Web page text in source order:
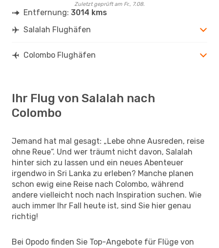
Zuletzt geprüft am Fr., 7.08.
Entfernung: 3014 kms
Salalah Flughäfen
Colombo Flughäfen
Ihr Flug von Salalah nach
Colombo
Jemand hat mal gesagt: „Lebe ohne Ausreden, reise
ohne Reue“. Und wer träumt nicht davon, Salalah
hinter sich zu lassen und ein neues Abenteuer
irgendwo in Sri Lanka zu erleben? Manche planen
schon ewig eine Reise nach Colombo, während
andere vielleicht noch nach Inspiration suchen. Wie
auch immer Ihr Fall heute ist, sind Sie hier genau
richtig!
Bei Opodo finden Sie Top-Angebote für Flüge von